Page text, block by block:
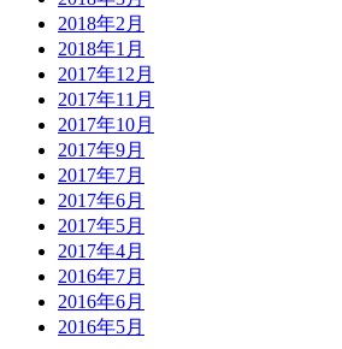
2018年2月
2018年1月
2017年12月
2017年11月
2017年10月
2017年9月
2017年7月
2017年6月
2017年5月
2017年4月
2016年7月
2016年6月
2016年5月